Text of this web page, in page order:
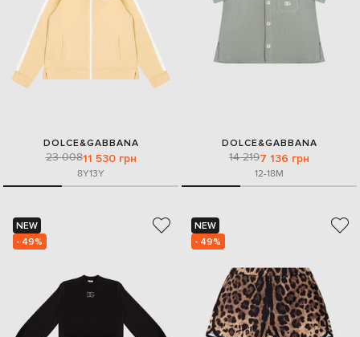
DOLCE&GABBANA
23 00811 530 грн
8Y13Y
DOLCE&GABBANA
14 2197 136 грн
12-18M
NEW
- 49%
NEW
- 49%